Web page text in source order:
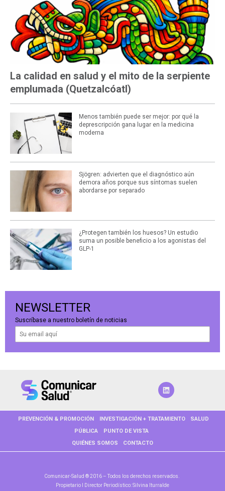
La calidad en salud y el mito de la serpiente
emplumada (Quetzalcóatl)
Menos también puede ser mejor: por qué la
deprescripción gana lugar en la medicina
moderna
Sjögren: advierten que el diagnóstico aún
demora años porque sus síntomas suelen
abordarse por separado
¿Protegen también los huesos? Un estudio
suma un posible beneficio a los agonistas del
GLP-1
NEWSLETTER
Suscríbase a nuestro boletín de noticias
PREVENCIÓN & PROMOCIÓN INVESTIGACIÓN + TRATAMIENTO
SALUD
PÚBLICA
PUNTO DE VISTA
QUIÉNES SOMOS
CONTACTO
Comunicar-Salud ® 2016 – Todos los derechos reservados.
Propietario l Director Periodístico: Silvina Iturralde